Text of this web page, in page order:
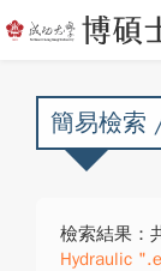
簡易檢索
檢索結果：
Hydraulic